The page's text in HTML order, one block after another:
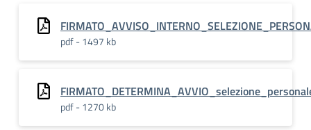
pdf - 1497 kb
pdf - 1270 kb